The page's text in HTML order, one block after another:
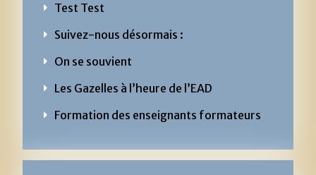
Test Test
Suivez-nous désormais :
On se souvient
Les Gazelles à l’heure de l’EAD
Formation des enseignants formateurs